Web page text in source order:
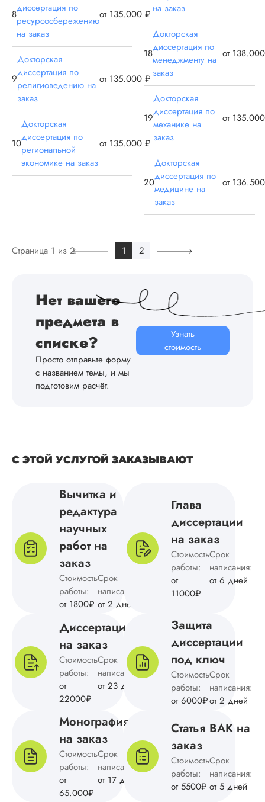
Долго думала, но
рискнула заказать
авторов
Во-первых,
понравилось
отношение к
Во-вторых,
сотрудничества:
договор, и
ответственности
В-третьих, нет
беспл...
Вид работы:
Докторская
диссертация
литературы,
Да, цену
не существенно. Я
расстроился, но
решил отдать в...
Читать полный
Вид работы:
Докторская
диссертация
Дата: 2024-04-20
пересчитали и
по физике.
думал, что есть
то ошибки в
внимательно все
8диссертация по
ресурсосбережению
на заказ
от 135.000 ₽
9
Докторская
диссертация по
религиоведению на
заказ
от 135.000 ₽
10
Докторская
диссертация по
региональной
экономике на заказ
от 135.000 ₽
на заказ
18
Докторская
диссертация по
менеджменту на
заказ
от
19
Докторская
диссертация по
механике на
заказ
от
20
Докторская
диссертация по
медицине на
заказ
от
Страница 1 из 2 1 2
Нет вашего
предмета в
списке?
Просто отправьте форму
с названием темы, и мы
подготовим расчёт.
Узнать
стоимость
С ЭТОЙ УСЛУГОЙ ЗАКАЗЫВАЮТ
Вычитка и
редактура
научных
работ на
заказ
Стоимость
работы:
от 1800₽
Срок
написания:
от 2 дней
Глава
диссертации
на заказ
Стоимость
работы:
от
11000₽
Срок
написания:
от 6 дней
Диссертация
на заказ
Стоимость
работы:
от
22000₽
Срок
написания:
от 23 дней
Защита
диссертации
под ключ
Стоимость
работы:
от 6000₽
Срок
написания:
от 2 дней
Монография
на заказ
Стоимость
работы:
от
65.000₽
Срок
написания:
от 17 дней
Статья ВАК на
заказ
Стоимость
работы:
от 5500₽
Срок
написания:
от 5 дней